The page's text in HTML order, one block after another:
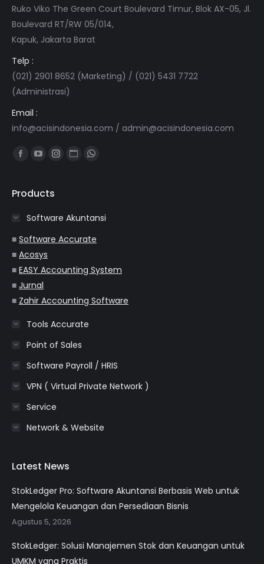
Ruko Viko The Green Court Boulevard Timur, Blok AX-05, Jl.
Boulevard RT/RW 05/014,
Kapuk, Jakarta Barat
Telp :
(021) 2901 8652 (Marketing) / (021) 5431 7722
(Administrasi)
Email :
info@acisindonesia.com / admin@acisindonesia.com
Find us on:
Facebook
opens
new
window
YouTube
opens
new
window
Instagram
new
window
Website
new
window
Whatsapp
new
window
Products
Software Akuntansi
■ Software Accurate
■ Acosys
■ EASY Accounting System
■ Jurnal
■ Zahir Accounting Software
Tools Accurate
Point of Sales
Software Payroll / HRIS
VPN ( Virtual Private Network )
Service
Network & Website
Latest News
StokLedger Pro: Software Akuntansi Berbasis Web untuk
Mengelola Keuangan dan Persediaan Bisnis
Agustus 5, 2026
StokLedger: Solusi Manajemen Stok dan Keuangan untuk
UMKM yang Praktis